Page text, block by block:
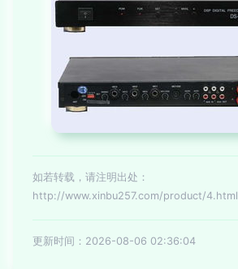
如若转载，请注明出处：
http://www.xinbu257.com/product/4.html
更新时间：2026-08-06 02:36:04